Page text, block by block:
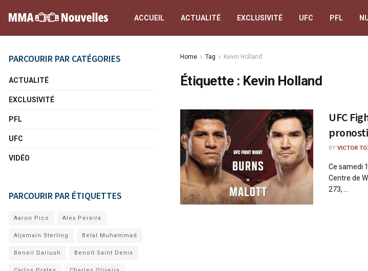
ACCUEIL ACTUALITÉ EXCLUSIVITÉ UFC PFL
Home Tag Kevin Holland
Étiquette : Kevin Holland
UFC
BY VICTOR
Ce samedi
Centre de
273, ...
PARCOURIR PAR CATÉGORIES
ACTUALITÉ
EXCLUSIVITÉ
PFL
UFC
VIDÉO
PARCOURIR PAR ÉTIQUETTES
Aaron Pico Alex Pereira
Aljamain Sterling Belal Muhammad
Beneil Dariush Benoît Saint Denis